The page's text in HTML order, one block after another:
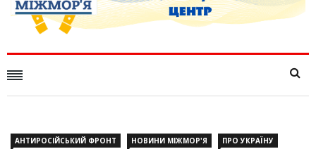
АНТИРОСІЙСЬКИЙ ФРОНТ НОВИНИ МІЖМОР'Я ПРО УКРАЇНУ